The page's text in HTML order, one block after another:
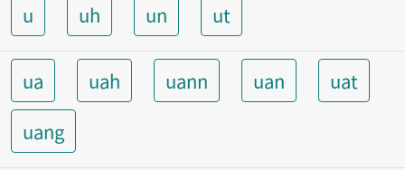
u uh un ut
ua uah uann uan
uat
uang